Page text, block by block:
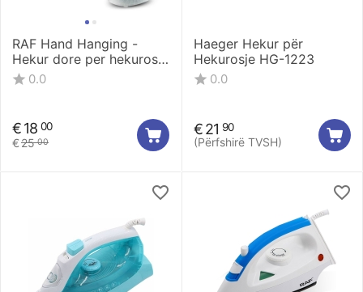
RAF Hand Hanging -
Hekur dore per hekurosje
R.1278W
0.0
€25 00
€18 00
Haeger Hekur për
Hekurosje HG-1223
0.0
€21 90
(Përfshirë TVSH)